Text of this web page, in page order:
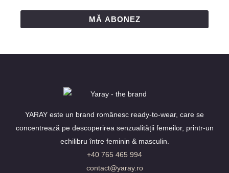
MĂ ABONEZ
YARAY este un brand românesc ready-to-wear, care se
concentrează pe descoperirea senzualității femeilor, printr-un
echilibru între feminin & masculin.
+40 765 465 994
contact@yaray.ro